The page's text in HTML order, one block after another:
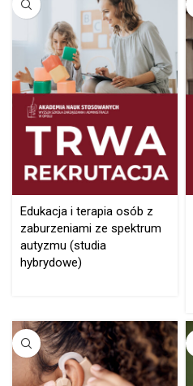
Edukacja i terapia osób z
zaburzeniami ze spektrum
autyzmu (studia
hybrydowe)